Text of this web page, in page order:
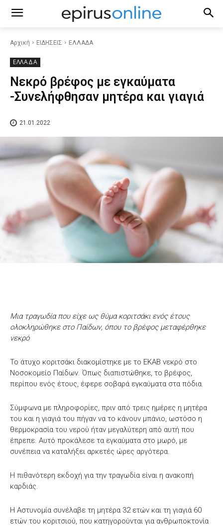
Αρχική ΕΙΔΗΣΕΙΣ ΕΛΛΑΔΑ
ΕΛΛΑΔΑ
Νεκρό βρέφος με εγκαύματα
-Συνελήφθησαν μητέρα και γιαγιά
21.01.2022
Μια τραγωδία που είχε ως θύμα κοριτσάκι ενός έτους
ολοκληρώθηκε στο Παίδων, όπου το βρέφος μεταφέρθηκε
νεκρό
Το άτυχο κοριτσάκι διακομίστηκε με το ΕΚΑΒ νεκρό στο
Νοσοκομείο Παίδων. Όπως διαπιστώθηκε, το βρέφος,
περίπου ενός έτους, έφερε σοβαρά εγκαύματα στα πόδια.
Σύμφωνα με πληροφορίες, πριν από τρεις ημέρες η μητέρα
του και η γιαγιά του πήγαν να το κάνουν μπάνιο, ωστόσο η
θερμοκρασία του νερού ήταν μεγαλύτερη από αυτή που
έπρεπε. Αυτό προκάλεσε τα εγκαύματα στο μωρό, με
συνέπεια να καταλήξει αρκετές ώρες αργότερα.
Η πιθανότερη εκδοχή για την τραγωδία είναι η ανακοπή
καρδιάς.
Η Αστυνομία συνέλαβε τη μητέρα 32 ετών και τη γιαγιά 60
ετών του κοριτσιού, που κατηγορούνται για ανθρωποκτονία